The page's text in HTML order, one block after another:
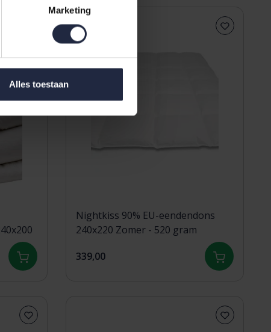
Marketing
Alles toestaan
Nightkiss 90% EU-eendendons
240x220 Zomer - 520 gram
339,00